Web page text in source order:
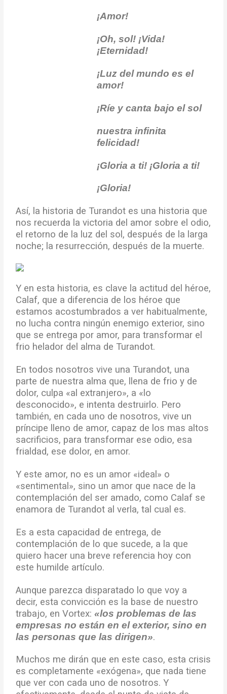
¡Amor!
¡Oh, sol! ¡Vida!
¡Eternidad!
¡Luz del mundo es el
amor!
¡Ríe y canta bajo el sol
nuestra infinita
felicidad!
¡Gloria a ti! ¡Gloria a ti!
¡Gloria!
Así, la historia de Turandot es una historia que
nos recuerda la victoria del amor sobre el odio,
el retorno de la luz del sol, después de la larga
noche; la resurrección, después de la muerte.
Y en esta historia, es clave la actitud del héroe,
Calaf, que a diferencia de los héroe que
estamos acostumbrados a ver habitualmente,
no lucha contra ningún enemigo exterior, sino
que se entrega por amor, para transformar el
frio helador del alma de Turandot.
En todos nosotros vive una Turandot, una
parte de nuestra alma que, llena de frio y de
dolor, culpa «al extranjero», a «lo
desconocido», e intenta destruirlo. Pero
también, en cada uno de nosotros, vive un
príncipe lleno de amor, capaz de los mas altos
sacrificios, para transformar ese odio, esa
frialdad, ese dolor, en amor.
Y este amor, no es un amor «ideal» o
«sentimental», sino un amor que nace de la
contemplación del ser amado, como Calaf se
enamora de Turandot al verla, tal cual es.
Es a esta capacidad de entrega, de
contemplación de lo que sucede, a la que
quiero hacer una breve referencia hoy con
este humilde artículo.
Aunque parezca disparatado lo que voy a
decir, esta convicción es la base de nuestro
trabajo, en Vortex:«los problemas de las
empresas no están en el exterior, sino en
las personas que las dirigen».
Muchos me dirán que en este caso, esta crisis
es completamente «exógena», que nada tiene
que ver con cada uno de nosotros. Y